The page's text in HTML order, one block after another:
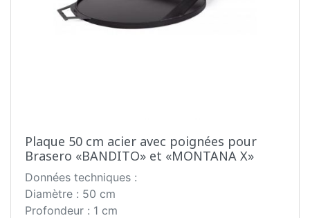
Plaque 50 cm acier avec poignées pour
Brasero «BANDITO» et «MONTANA X»
Données techniques :
Diamètre : 50 cm
Profondeur : 1 cm